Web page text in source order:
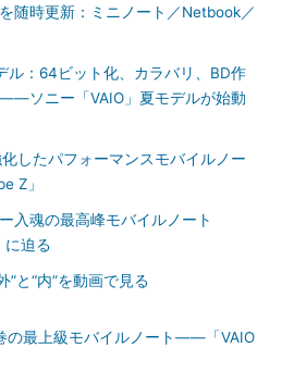
随時更新：ミニノート／Netbook／
ル：64ビット化、カラバリ、BD作
ソニー「VAIO」夏モデルが始動
したパフォーマンスモバイルノー
Z」
入魂の最高峰モバイルノート
に迫る
”と“内”を動画で見る
の最上級モバイルノート――「VAIO